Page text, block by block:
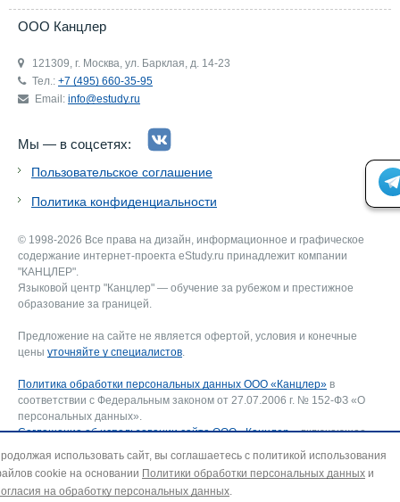
ООО Канцлер
121309, г. Москва, ул. Барклая, д. 14-23
Тел.: +7 (495) 660-35-95
Email: info@estudy.ru
Мы — в соцсетях:
Пользовательское соглашение
Политика конфиденциальности
© 1998-2026 Все права на дизайн, информационное и графическое
содержание интернет-проекта eStudy.ru принадлежит компании
"КАНЦЛЕР".
Языковой центр "Канцлер" — обучение за рубежом и престижное
образование за границей.
Предложение на сайте не является офертой, условия и конечные
цены уточняйте у специалистов
Политика обработки персональных данных ООО «Канцлер» в
соответствии с Федеральным законом от 27.07.2006 г. № 152-ФЗ «О
персональных данных».
Соглашение об использовании сайта ООО «Канцлер», включающее
соглашение на обработку персональных данных и использование
файлов cookie. В случае несогласия — покиньте сайт.
Для отзыва согласия на обработку персональных данных направьте
запрос на адрес эл. почты:info@estudy.ru.
использовать сайт, вы соглашаетесь с политикой использования
cookie на основании Политики обработки персональных данных и
на обработку персональных данных.